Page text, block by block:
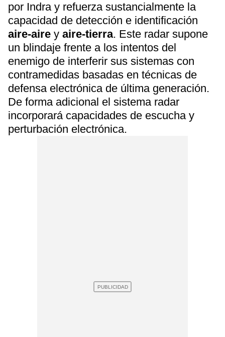
por Indra y refuerza sustancialmente la
capacidad de detección e identificación
aire-aire y aire-tierra. Este radar supone
un blindaje frente a los intentos del
enemigo de interferir sus sistemas con
contramedidas basadas en técnicas de
defensa electrónica de última generación.
De forma adicional el sistema radar
incorporará capacidades de escucha y
perturbación electrónica.